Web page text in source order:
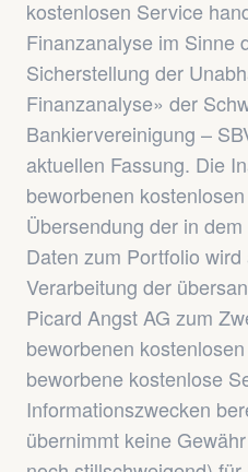
kostenlosen Service
Finanzanalyse im Sinne
Sicherstellung der
Finanzanalyse» der
Bankiervereinigung –
aktuellen Fassung. Die
beworbenen
Übersendung der in
Daten zum Portfolio
Verarbeitung der
Picard Angst AG zum
beworbenen
beworbene kostenlose
Informationszwecken
übernimmt keine